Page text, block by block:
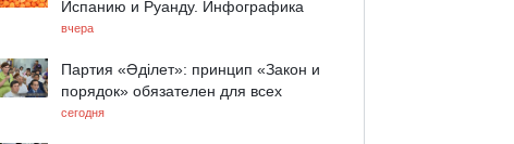
Испанию и Руанду. Инфографика
вчера
Партия «Әділет»: принцип «Закон и
порядок» обязателен для всех
сегодня